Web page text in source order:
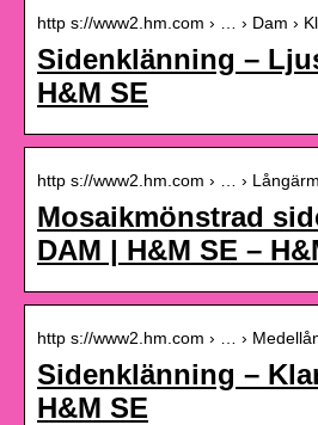
http s://www2.hm.com › … › Dam ›
Sidenklänning –
H&M SE
http s://www2.hm.com › … ›
Mosaikmönstrad
DAM | H&M SE –
http s://www2.hm.com › … ›
Sidenklänning –
H&M SE